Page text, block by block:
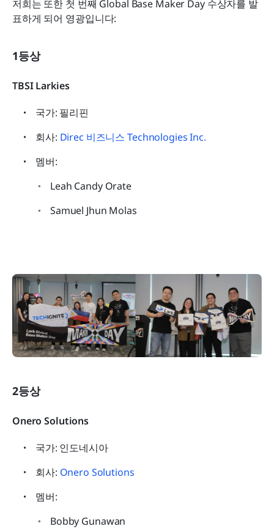
저희는 또한 첫 번째 Global Base Maker Day 수상자를 발
표하게 되어 영광입니다:
1등상
TBSI Larkies
국가: 필리핀
회사: Direc 비즈니스 Technologies Inc.
멤버:
Leah Candy Orate
Samuel Jhun Molas
2등상
Onero Solutions
국가: 인도네시아
회사: Onero Solutions
멤버:
Bobby Gunawan